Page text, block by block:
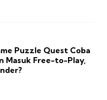
Puzzle Quest Coba
Masuk Free-to-Play,